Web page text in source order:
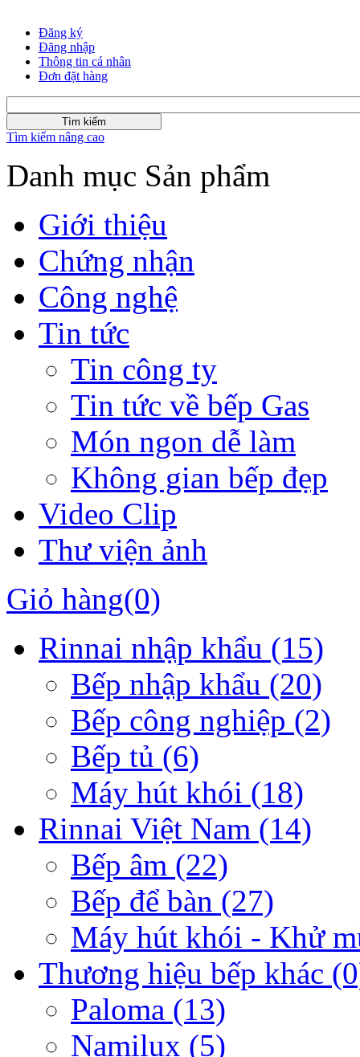
Đăng ký
Đăng nhập
Thông tin cá nhân
Đơn đặt hàng
Tìm kiếm nâng cao
Danh mục Sản phẩm
Giới thiệu
Chứng nhận
Công nghệ
Tin tức
Tin công ty
Tin tức về bếp Gas
Món ngon dễ làm
Không gian bếp đẹp
Video Clip
Thư viện ảnh
Giỏ hàng(0)
Rinnai nhập khẩu (15)
Bếp nhập khẩu (20)
Bếp công nghiệp (2)
Bếp tủ (6)
Máy hút khói (18)
Rinnai Việt Nam (14)
Bếp âm (22)
Bếp để bàn (27)
Máy hút khói - Khử
Thương hiệu bếp khác
Paloma (13)
Namilux (5)